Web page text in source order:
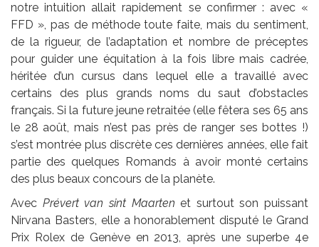
notre intuition allait rapidement se confirmer : avec «
FFD », pas de méthode toute faite, mais du sentiment,
de la rigueur, de l’adaptation et nombre de préceptes
pour guider une équitation à la fois libre mais cadrée,
héritée d’un cursus dans lequel elle a travaillé avec
certains des plus grands noms du saut d’obstacles
français. Si la future jeune retraitée (elle fêtera ses 65 ans
le 28 août, mais n’est pas près de ranger ses bottes !)
s’est montrée plus discrète ces dernières années, elle fait
partie des quelques Romands à avoir monté certains
des plus beaux concours de la planète.
Avec Prévert van sint Maarten et surtout son puissant
Nirvana Basters, elle a honorablement disputé le Grand
Prix Rolex de Genève en 2013, après une superbe 4e